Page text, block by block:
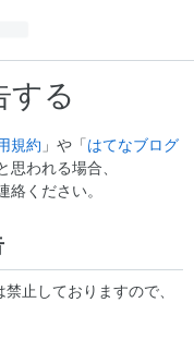
する
規約 」や「はてなブログ
思われる場合、
ください。
止しておりますので、